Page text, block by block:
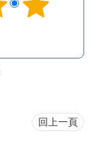
回上一頁